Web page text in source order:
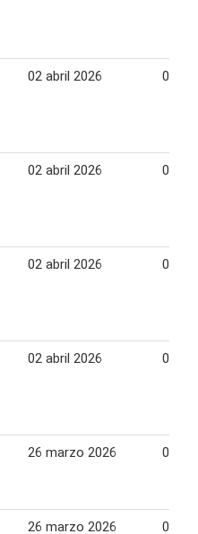
02 abril 2026 08
02 abril 2026 08
02 abril 2026 08
02 abril 2026 08
26 marzo 2026 01
26 marzo 2026 01